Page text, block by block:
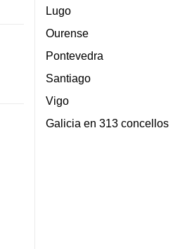
Lugo
Ourense
Pontevedra
Santiago
Vigo
Galicia en 313 concellos